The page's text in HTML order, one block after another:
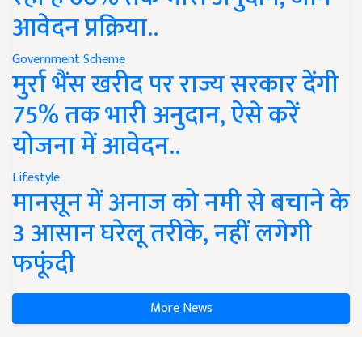
आवेदन प्रक्रिया..
Government Scheme
मुर्रा भैंस खरीद पर राज्य सरकार देंगी
75% तक भारी अनुदान, ऐसे करें
योजना में आवेदन..
Lifestyle
मानसून में अनाज को नमी से बचाने के
3 आसान घरेलू तरीके, नहीं लगेगी
फफूंदी
More News